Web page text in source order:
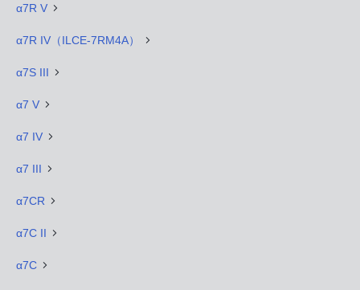
α7R V
α7R IV（ILCE-7RM4A）
α7S III
α7 V
α7 IV
α7 III
α7CR
α7C II
α7C